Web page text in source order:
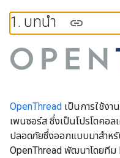
1. บทนำ
OpenThread เป็นการใช้งา
เพนซอร์ส ซึ่งเป็นโปรโตคอล
ปลอดภัยซึ่งออกแบบมาสำห
OpenThread พัฒนาโดยทีม